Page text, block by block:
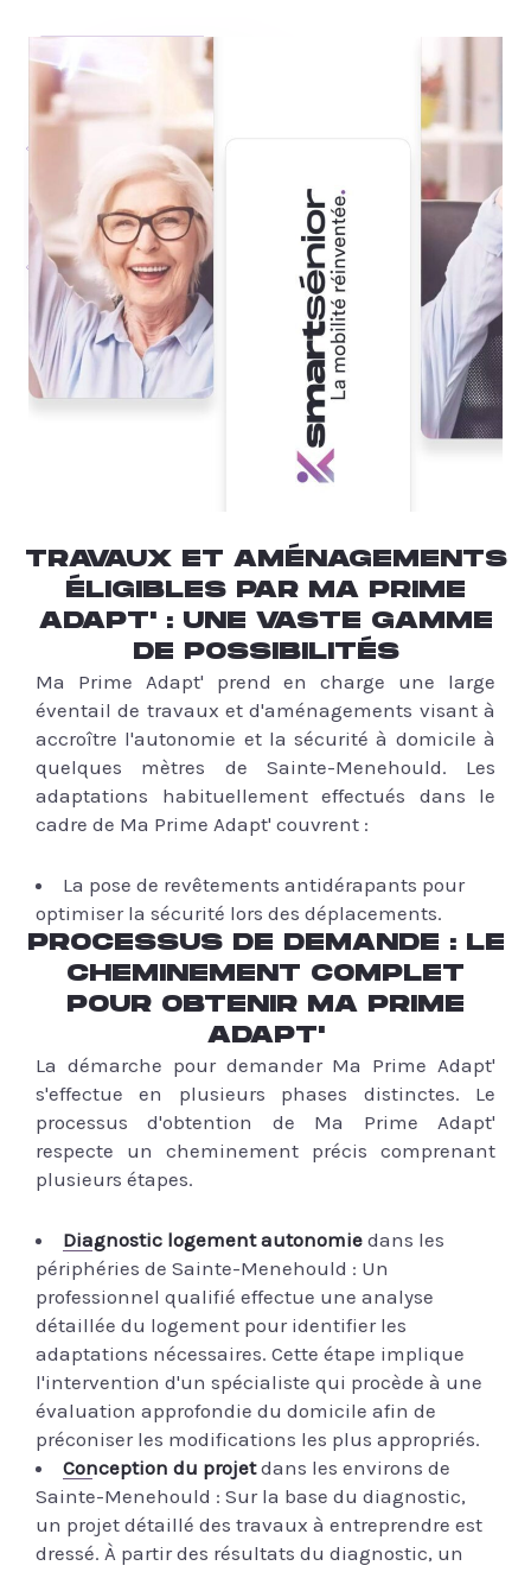
TRAVAUX ET AMÉNAGEMENTS
ÉLIGIBLES PAR MA PRIME
ADAPT' : UNE VASTE GAMME
DE POSSIBILITÉS
Ma Prime Adapt' prend en charge une large
éventail de travaux et d'aménagements visant à
accroître l'autonomie et la sécurité à domicile à
quelques mètres de Sainte-Menehould. Les
adaptations habituellement effectués dans le
cadre de Ma Prime Adapt' couvrent :
La pose de revêtements antidérapants pour
optimiser la sécurité lors des déplacements.
PROCESSUS DE DEMANDE : LE
CHEMINEMENT COMPLET
POUR OBTENIR MA PRIME
ADAPT'
La démarche pour demander Ma Prime Adapt'
s'effectue en plusieurs phases distinctes. Le
processus d'obtention de Ma Prime Adapt'
respecte un cheminement précis comprenant
plusieurs étapes.
Diagnostic logement autonomie dans les
périphéries de Sainte-Menehould : Un
professionnel qualifié effectue une analyse
détaillée du logement pour identifier les
adaptations nécessaires. Cette étape implique
l'intervention d'un spécialiste qui procède à une
évaluation approfondie du domicile afin de
préconiser les modifications les plus appropriés.
Conception du projetdans les environs de
Sainte-Menehould : Sur la base du diagnostic,
un projet détaillé des travaux à entreprendre est
dressé. À partir des résultats du diagnostic, un